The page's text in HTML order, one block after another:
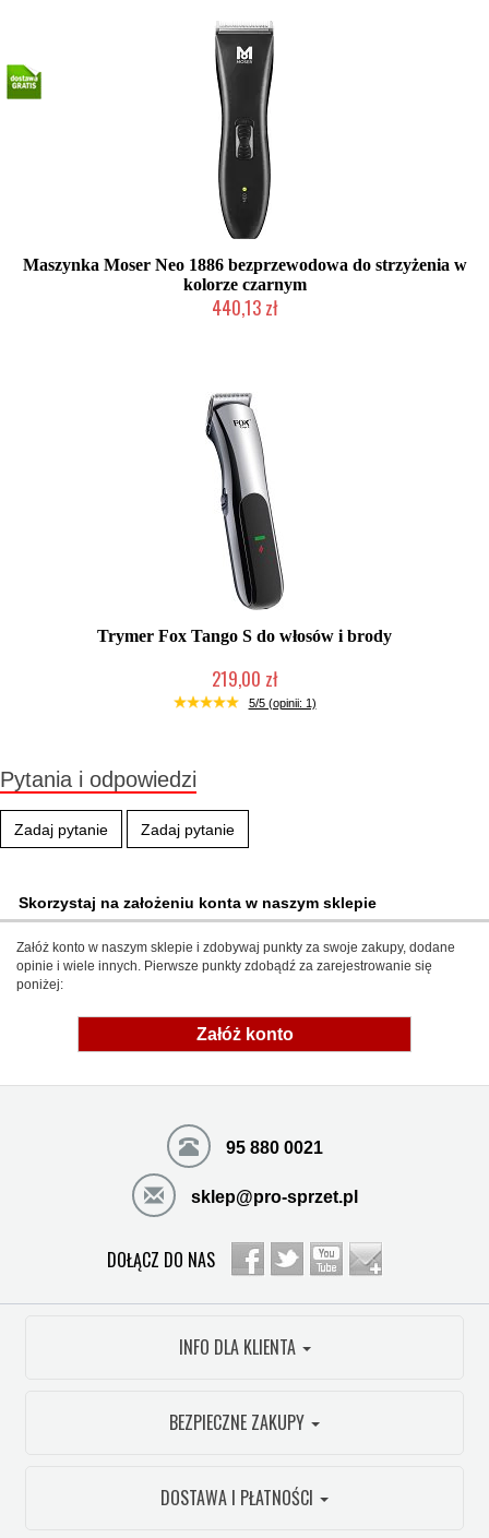
Maszynka Moser Neo 1886 bezprzewodowa do strzyżenia w
kolorze czarnym
440,13 zł
Trymer Fox Tango S do włosów i brody
219,00 zł
Produkt wycofany
5/5 (opinii: 1)
Pytania i odpowiedzi
Zadaj pytanie Zadaj pytanie
Skorzystaj na założeniu konta w naszym sklepie
Załóż konto w naszym sklepie i zdobywaj punkty za swoje zakupy, dodane
opinie i wiele innych. Pierwsze punkty zdobądź za zarejestrowanie się
poniżej:
Załóż konto
95 880 0021
sklep@pro-sprzet.pl
DOŁĄCZ DO NAS
INFO DLA KLIENTA
BEZPIECZNE ZAKUPY
DOSTAWA I PŁATNOŚCI